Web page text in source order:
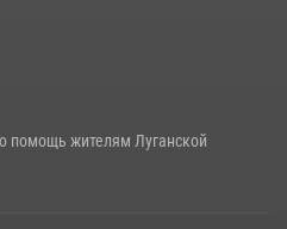
помощь жителям Луганской